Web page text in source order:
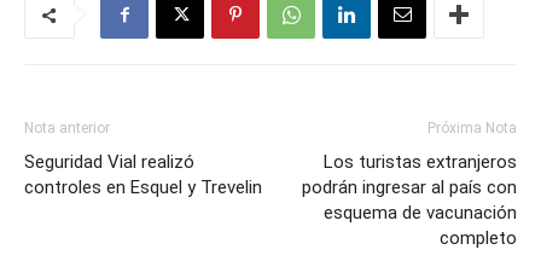
Nota anterior
Seguridad Vial realizó
controles en Esquel y Trevelin
Próxima Nota
Los turistas extranjeros
podrán ingresar al país con
esquema de vacunación
completo